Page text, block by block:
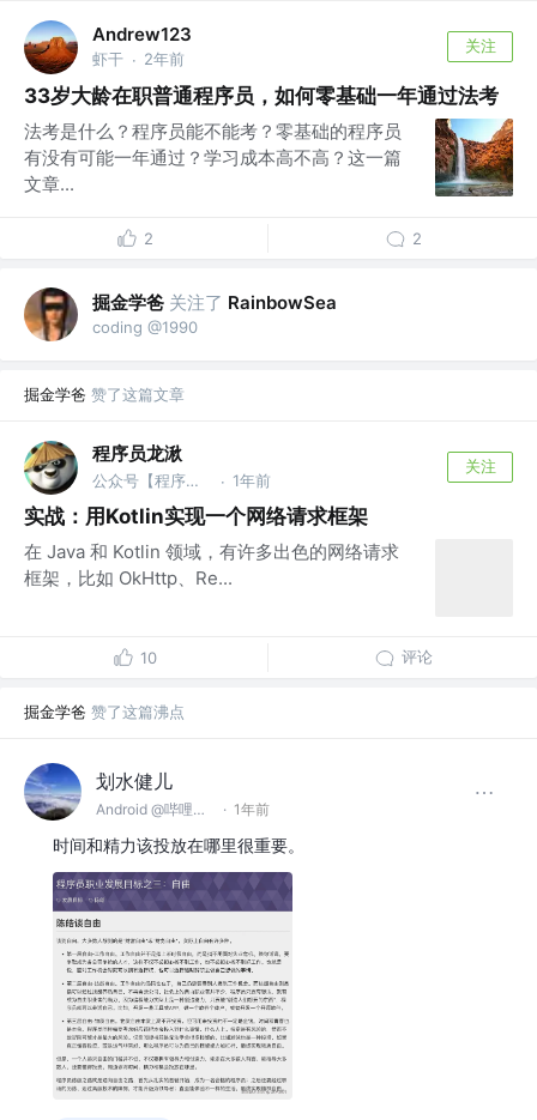
Andrew123
虾干 · 2年前
关注
33岁大龄在职普通程序员，如何零基础一年通过法考
法考是什么？程序员能不能考？零基础的程序员
有没有可能一年通过？学习成本高不高？这一篇
文章...
2 2
掘金学爸 关注了 RainbowSea
coding @1990
掘金学爸 赞了这篇文章
程序员龙湫
公众号【程序员龙湫】小程序【面试官的宝典】 @字节跳动 · 1年前
关注
实战：用Kotlin实现一个网络请求框架
在 Java 和 Kotlin 领域，有许多出色的网络请求
框架，比如 OkHttp、Re...
10 评论
掘金学爸 赞了这篇沸点
划水健儿
Android @哔哩哔哩 · 1年前
时间和精力该投放在哪里很重要。